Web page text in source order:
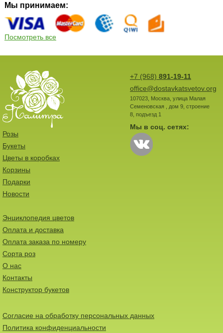
Мы принимаем:
Посмотреть все
+7 (968) 891-19-11
office@dostavkatsvetov.org
107023, Москва, улица Малая
Семеновская , дом 9, строение
8, подъезд 1
Мы в соц. сетях:
Розы
Букеты
Цветы в коробках
Корзины
Подарки
Новости
Энциклопедия цветов
Оплата и доставка
Оплата заказа по номеру
Сорта роз
О нас
Контакты
Конструктор букетов
Согласие на обработку персональных данных
Политика конфиденциальности